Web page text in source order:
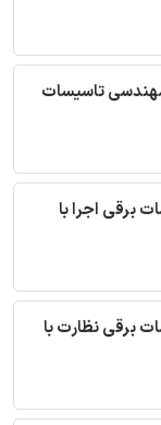
مهندسی تاسیسات
برقی اجرا با
برقی نظارت با